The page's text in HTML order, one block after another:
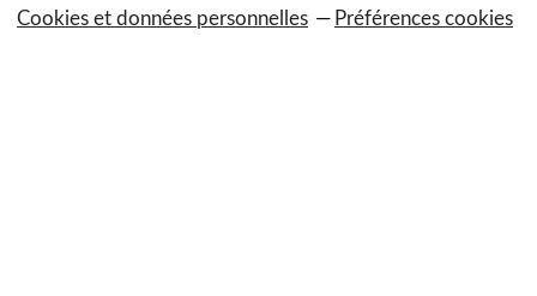
Cookies et données personnelles
Préférences cookies